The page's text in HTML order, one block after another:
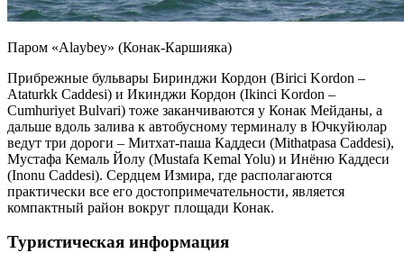
Паром «Alaybey» (Конак-Каршияка)
Прибрежные бульвары Биринджи Кордон (Birici Kordon –
Ataturkk Caddesi) и Икинджи Кордон (Ikinci Kordon –
Cumhuriyet Bulvari) тоже заканчиваются у Конак Мейданы, а
дальше вдоль залива к автобусному терминалу в Ючкуйюлар
ведут три дороги – Митхат-паша Каддеси (Mithatpasa Caddesi),
Мустафа Кемаль Йолу (Mustafa Kemal Yolu) и Инёню Каддеси
(Inonu Caddesi). Сердцем Измира, где располагаются
практически все его достопримечательности, является
компактный район вокруг площади Конак.
Туристическая информация